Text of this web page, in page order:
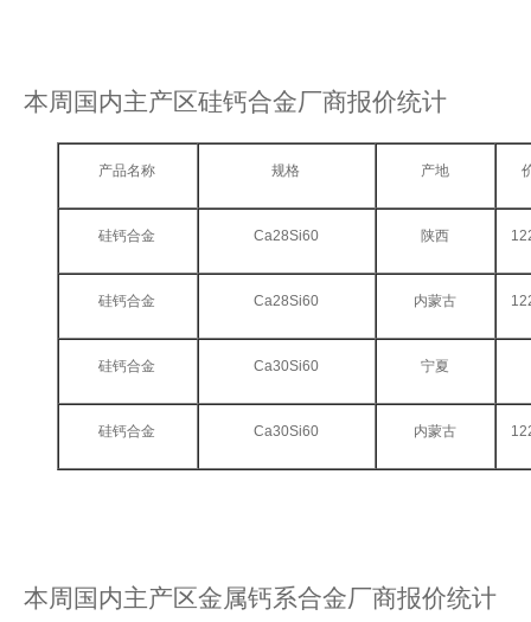
本周国内主产区硅钙合金厂商报价统计
产品名称 规格 产地
硅钙合金 Ca28Si60 陕西
硅钙合金 Ca28Si60 内蒙古
硅钙合金 Ca30Si60 宁夏
硅钙合金 Ca30Si60 内蒙古
本周国内主产区金属钙系合金厂商报价统计